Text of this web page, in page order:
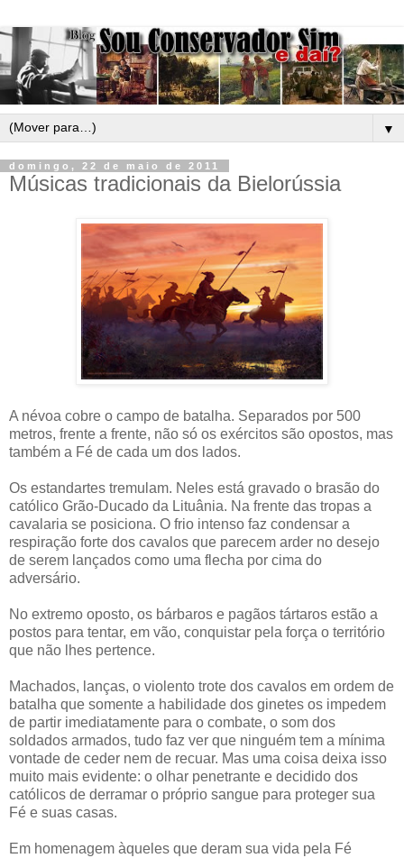
▼
domingo, 22 de maio de 2011
Músicas tradicionais da Bielorússia
A névoa cobre o campo de batalha. Separados por 500
metros, frente a frente, não só os exércitos são opostos, mas
também a Fé de cada um dos lados.
Os estandartes tremulam. Neles está gravado o brasão do
católico Grão-Ducado da Lituânia. Na frente das tropas a
cavalaria se posiciona. O frio intenso faz condensar a
respiração forte dos cavalos que parecem arder no desejo
de serem lançados como uma flecha por cima do
adversário.
No extremo oposto, os bárbaros e pagãos tártaros estão a
postos para tentar, em vão, conquistar pela força o território
que não lhes pertence.
Machados, lanças, o violento trote dos cavalos em ordem de
batalha que somente a habilidade dos ginetes os impedem
de partir imediatamente para o combate, o som dos
soldados armados, tudo faz ver que ninguém tem a mínima
vontade de ceder nem de recuar. Mas uma coisa deixa isso
muito mais evidente: o olhar penetrante e decidido dos
católicos de derramar o próprio sangue para proteger sua
Fé e suas casas.
Em homenagem àqueles que deram sua vida pela Fé